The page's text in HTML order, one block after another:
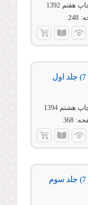
هفتم 1392
248
هشتم 1394
368